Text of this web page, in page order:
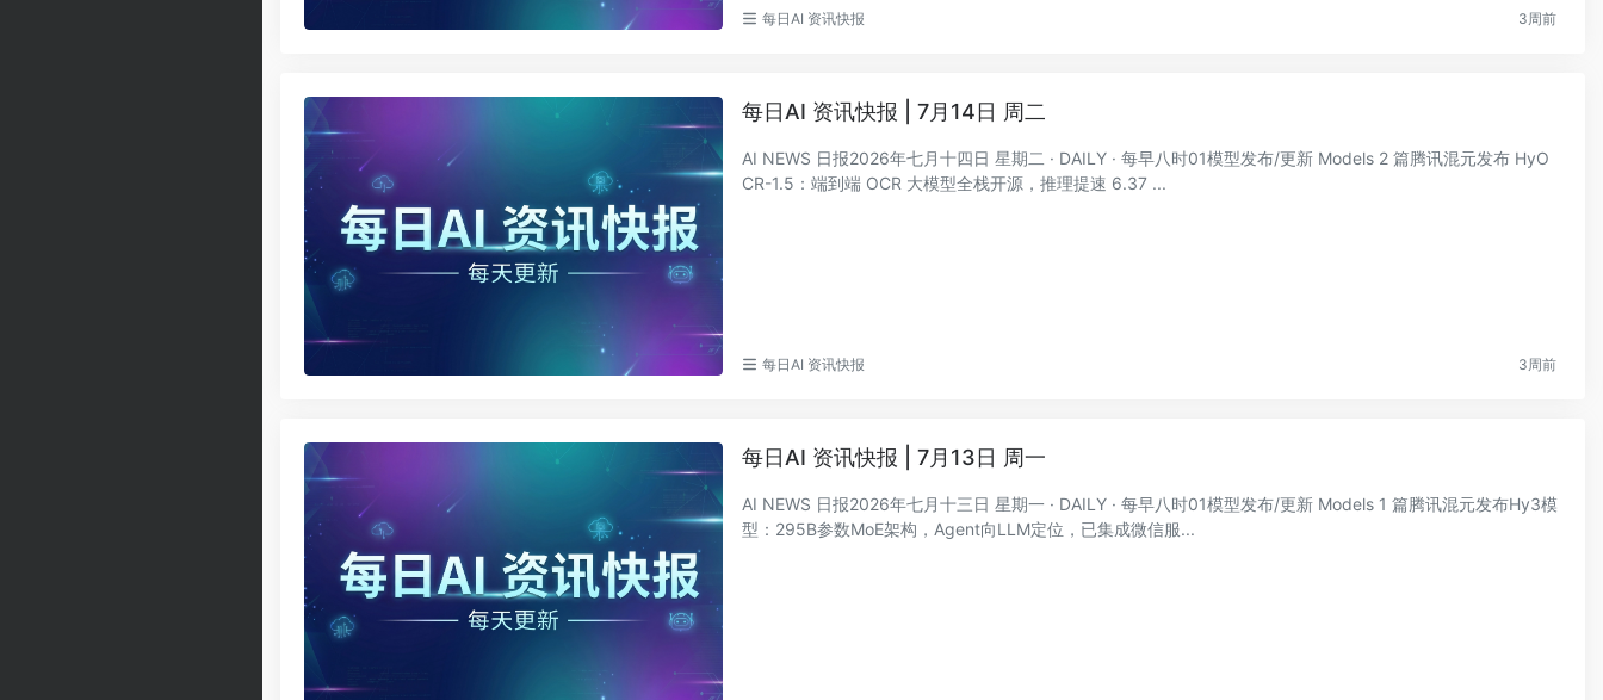
每日AI 资讯快报 3周前
每日AI 资讯快报 | 7月14日 周二
AI NEWS 日报2026年七月十四日 星期二 · DAILY · 每早八时01模型发布/更新 Models 2 篇腾讯混元发布 HyO
CR-1.5：端到端 OCR 大模型全栈开源，推理提速 6.37 ...
每日AI 资讯快报 3周前
每日AI 资讯快报 | 7月13日 周一
AI NEWS 日报2026年七月十三日 星期一 · DAILY · 每早八时01模型发布/更新 Models 1 篇腾讯混元发布Hy3模
型：295B参数MoE架构，Agent向LLM定位，已集成微信服...